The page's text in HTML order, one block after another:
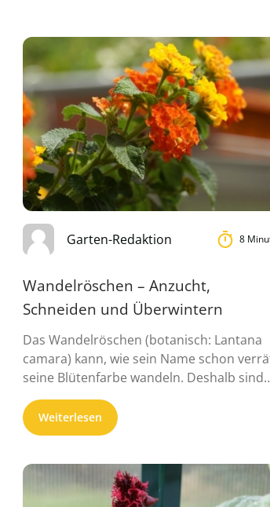
Garten-Redaktion 8
Wandelröschen – Anzucht,
Schneiden und Überwintern
Das Wandelröschen (botanisch: Lantana
camara) kann, wie sein Name schon
seine Blütenfarbe wandeln. Deshalb sind
die ...
Weiterlesen